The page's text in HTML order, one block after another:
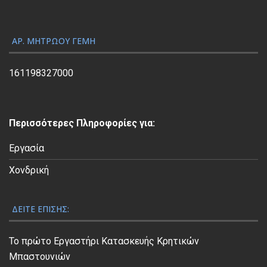
ς
Β
ί
ο
ΑΡ. ΜΗΤΡΏΟΥ ΓΕΜΗ
161198327000
Περισσότερες Πληροφορίες για:
Εργασία
Χονδρική
ΔΕΊΤΕ ΕΠΊΣΗΣ:
Το πρώτο Εργαστήρι Κατασκευής Κρητικών
Μπαστουνιών